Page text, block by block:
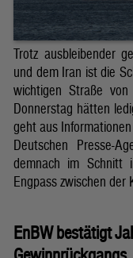
Trotz ausbleibender
und dem Iran ist die
wichtigen Straße
Donnerstag hätten
geht aus
Deutschen Presse-
demnach im Schnitt
Engpass zwischen der
EnBW bestätigt